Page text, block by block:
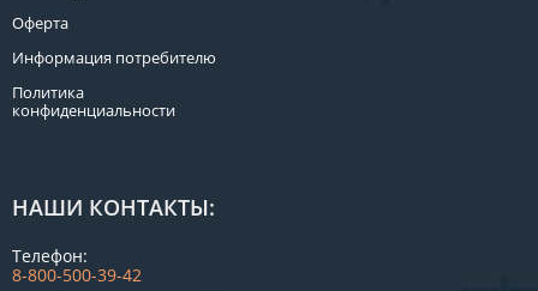
Оферта
Информация потребителю
Политика
конфиденциальности
НАШИ КОНТАКТЫ:
Телефон:
8-800-500-39-42